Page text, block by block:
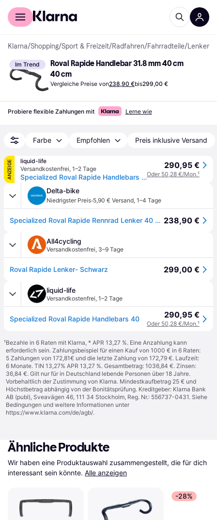
Für Shopper
Klarna/Shopping/Sport & Freizeit/Radfahren/Fahrradteile/Lenker
Im Trend
Roval Rapide Handlebar 31.8 mm 40 cm
40 cm
Vergleiche Preise von238,90 €bis299,00 €
Probiere flexible Zahlungen mit Lerne wie
Farbe Empfohlen Preis inklusive Versand
ANZEIGE
liquid-life
Versandkostenfrei, 1–2 Tage
Specialized Roval Rapide Handlebars 40
290,95 €
Oder 50,28 €/Mon.¹
Delta-bike
Niedrigster Preis·5,90 € Versand, 1–4 Tage
Specialized Roval Rapide Rennrad Lenker 40 Black/Charcoal 238,90 €
All4cycling
Versandkostenfrei, 3–9 Tage
Roval Rapide Lenker- Schwarz 299,00 €
liquid-life
Versandkostenfrei, 1–2 Tage
Specialized Roval Rapide Handlebars 40 290,95 €
Oder 50,28 €/Mon.¹
¹Bezahle in 6 Raten mit Klarna, * APR 13,27 %. Eine Anzahlung kann
erforderlich sein. Zahlungsbeispiel für einen Kauf von 1000 € in 6 Raten:
5 Zahlungen von 172,81€ und die letzte Zahlung von 172,79 €. Laufzeit:
6 Monate. TIN 13,27% APR 13,27 %. Gesamtbetrag: 1036,84 €. Zinsen:
36,84 €. Gilt nur für in Deutschland lebende Personen über 18 Jahre.
Vorbehaltlich der Zustimmung von Klarna. Mindestkaufbetrag 25 € und
Höchstbetrag abhängig von der Bonitätsprüfung. Kreditgeber: Klarna Bank
AB (publ), Sveavägen 46, 111 34 Stockholm, Reg. Nr.: 556737-0431. Siehe
Bedingungen und weitere Informationen unter
https://www.klarna.com/de/agb/.
Ähnliche Produkte
Wir haben eine Produktauswahl zusammengestellt, die für dich
interessant sein könnte. Alle anzeigen
-28%